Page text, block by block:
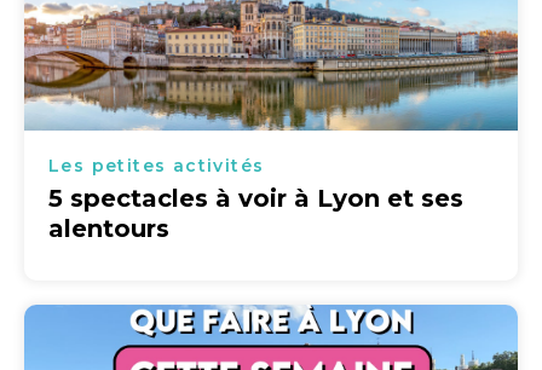
Les petites activités
5 spectacles à voir à Lyon et ses
alentours